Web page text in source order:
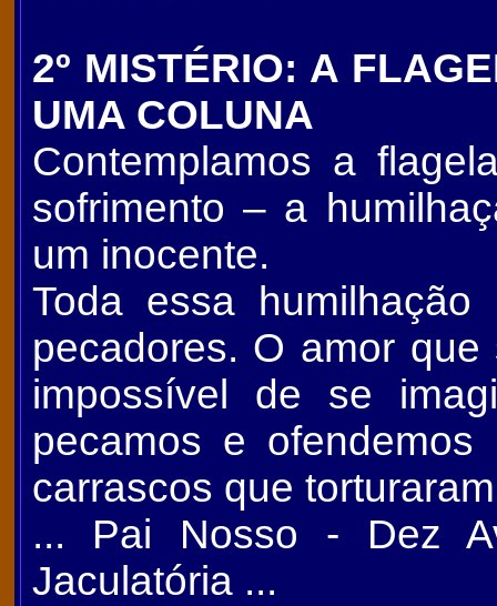
2º MISTÉRIO: A
UMA COLUNA
Contemplamos a
sofrimento – a
um inocente.
Toda essa
pecadores. O amor
impossível de se
pecamos e
carrascos que
... Pai Nosso - Dez
Jaculatória ...